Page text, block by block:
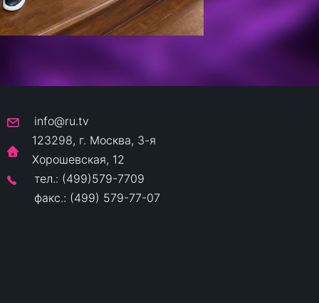
info@ru.tv
123298, г. Москва, 3-я
Хорошевская, 12
тел.: (499)579-7709
факс.: (499) 579-77-07